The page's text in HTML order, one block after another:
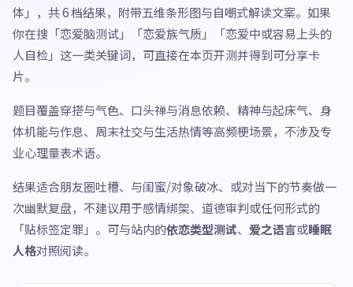
体」，共 6 档结果，附带五维条形图与自嘲式解读文案。如果
你在搜「恋爱脑测试」「恋爱族气质」「恋爱中或容易上头的
人自检」这一类关键词，可直接在本页开测并得到可分享卡
片。
题目覆盖穿搭与气色、口头禅与消息依赖、精神与起床气、身
体机能与作息、周末社交与生活热情等高频梗场景，不涉及专
业心理量表术语。
结果适合朋友圈吐槽、与闺蜜/对象破冰、或对当下的节奏做一
次幽默复盘，不建议用于感情绑架、道德审判或任何形式的
「贴标签定罪」。可与站内的依恋类型测试、 爱之语言或睡眠
人格对照阅读。